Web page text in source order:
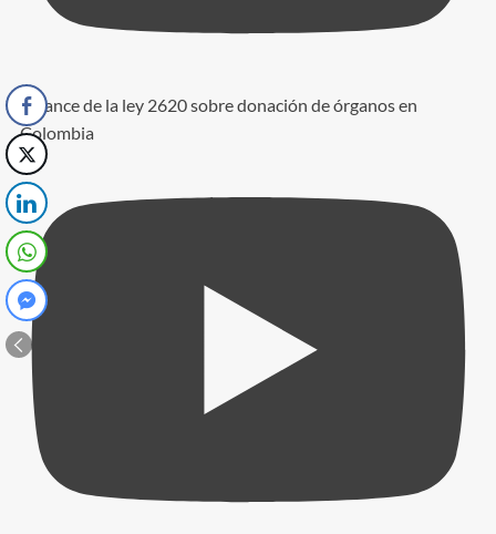
Alcance de la ley 2620 sobre donación de órganos en
Colombia